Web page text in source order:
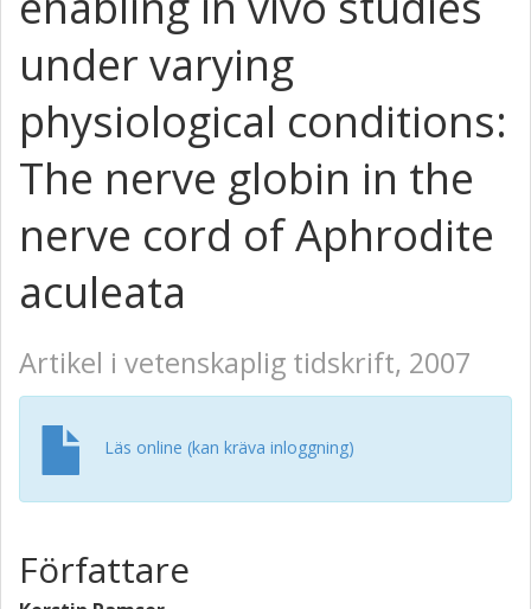
under varying
physiological conditions:
The nerve globin in the
nerve cord of Aphrodite
aculeata
Artikel i vetenskaplig tidskrift, 2007
Läs online (kan kräva inloggning)
Författare